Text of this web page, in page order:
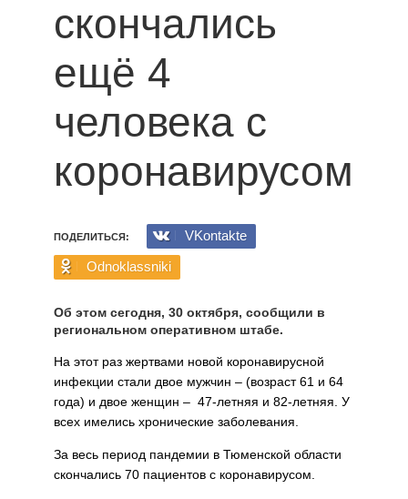
скончались
ещё 4
человека с
коронавирусом
ПОДЕЛИТЬСЯ:
VKontakte
Odnoklassniki
Об этом сегодня, 30 октября, сообщили в
региональном оперативном штабе.
На этот раз жертвами новой коронавирусной
инфекции стали двое мужчин – (возраст 61 и 64
года) и двое женщин – 47-летняя и 82-летняя. У
всех имелись хронические заболевания.
За весь период пандемии в Тюменской области
скончались 70 пациентов с коронавирусом.